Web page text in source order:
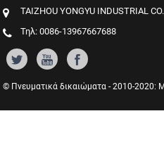
TAIZHOU YONGYU INDUSTRIAL
Τηλ: 0086-13967667688
© Πνευματικά δικαιώματα - 2010-2020: